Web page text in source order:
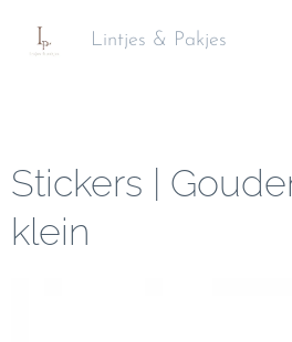
Lintjes & Pakjes
Stickers |
klein